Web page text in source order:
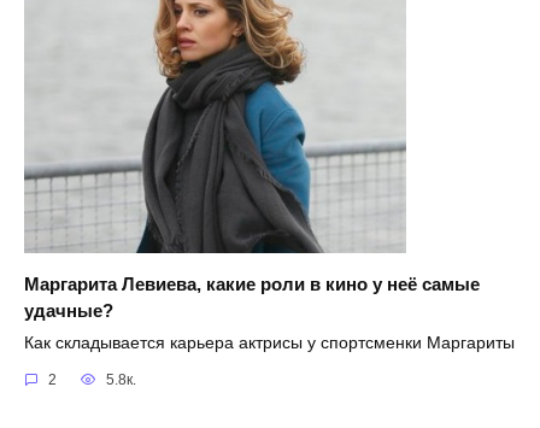
Маргарита Левиева, какие роли в кино у неё самые
удачные?
Как складывается карьера актрисы у спортсменки Маргариты
2 5.8к.